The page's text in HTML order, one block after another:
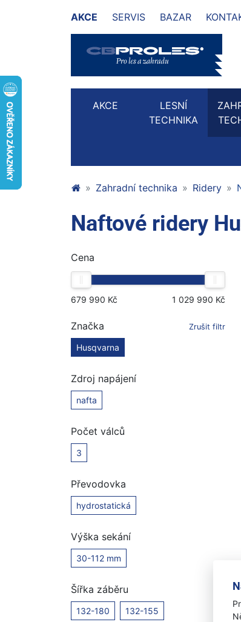
AKCE SERVIS BAZAR
AKCE
LESNÍ
TECHNIKA
Zahradní technika Ridery
Naftové ridery
Cena
Značka Zrušit filtr
Husqvarna
Zdroj napájení
nafta
Počet válců
3
Převodovka
hydrostatická
Výška sekání
30-112 mm
Šířka záběru
132-180 132-155